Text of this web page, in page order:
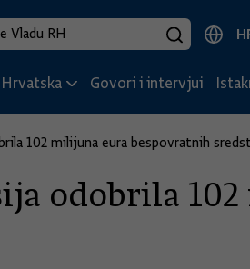
Govori i intervjui
102 milijuna eura bespovratnih
odobrila